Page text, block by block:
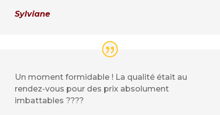
Sylviane
Un moment formidable ! La qualité était au
rendez-vous pour des prix absolument
imbattables ????